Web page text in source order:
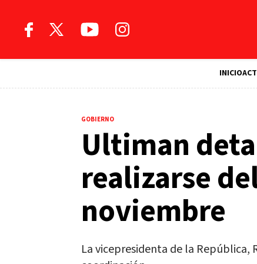
INICIO
GOBIERNO
Ultiman
realizarse
noviembre
La vicepresidenta de la República,